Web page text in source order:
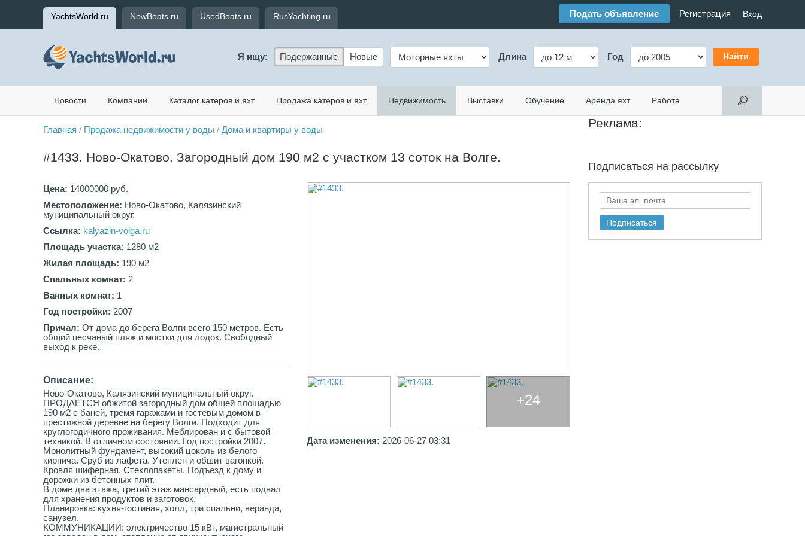
YachtsWorld.ru NewBoats.ru UsedBoats.ru RusYachting.ru Подать объявление Регистрация Вход
Я ищу: Подержанные Новые Длина Год
Новости Компании Каталог катеров и яхт Продажа катеров и яхт Недвижимость Выставки Обучение Аренда яхт Работа
Главная / Продажа недвижимости у воды / Дома и квартиры у воды
#1433. Ново-Окатово. Загородный дом 190 м2 с участком 13 соток на Волге.
Цена: 14000000 руб.
Местоположение: Ново-Окатово, Калязинский
муниципальный округ.
Ссылка: kalyazin-volga.ru
Площадь участка: 1280 м2
Жилая площадь: 190 м2
Спальных комнат: 2
Ванных комнат: 1
Год постройки: 2007
Причал: От дома до берега Волги всего 150 метров. Есть
общий песчаный пляж и мостки для лодок. Свободный
выход к реке.
Описание:
Ново-Окатово, Калязинский муниципальный округ.
ПРОДАЕТСЯ обжитой загородный дом общей площадью
190 м2 с баней, тремя гаражами и гостевым домом в
престижной деревне на берегу Волги. Подходит для
круглогодичного проживания. Меблирован и с бытовой
техникой. В отличном состоянии. Год постройки 2007.
Монолитный фундамент, высокий цоколь из белого
кирпича. Сруб из лафета. Утеплен и обшит вагонкой.
Кровля шиферная. Стеклопакеты. Подъезд к дому и
дорожки из бетонных плит.
В доме два этажа, третий этаж мансардный, есть подвал
для хранения продуктов и заготовок.
Планировка: кухня-гостиная, холл, три спальни, веранда,
санузел.
КОММУНИКАЦИИ: электричество 15 кВт, магистральный
+24
Дата изменения: 2026-06-27 03:31
Реклама:
Подписаться на рассылку